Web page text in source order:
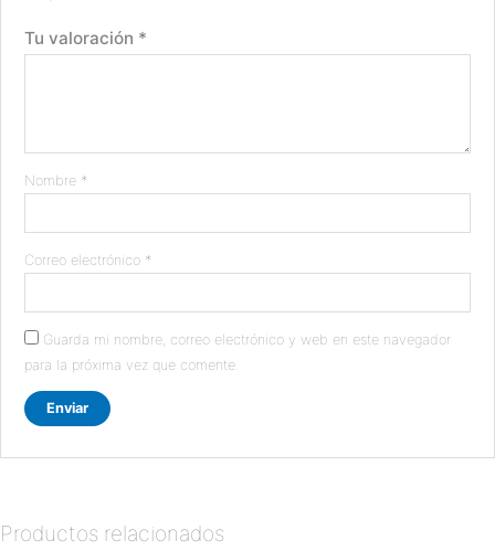
Tu valoración *
Nombre *
Correo electrónico *
Guarda mi nombre, correo electrónico y web en este navegador
para la próxima vez que comente.
Productos relacionados